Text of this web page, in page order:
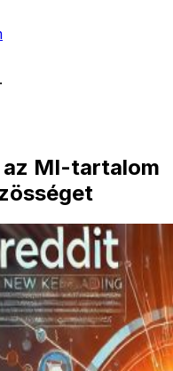
az MI-tartalom